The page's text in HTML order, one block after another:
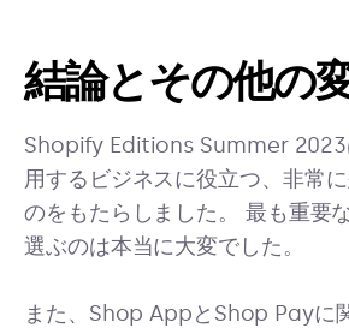
結論とその他の
Shopify Editions Summer
用するビジネスに役立つ、非常
のをもたらしました。 最も重要
選ぶのは本当に大変でした。
また、Shop AppとShop Payに